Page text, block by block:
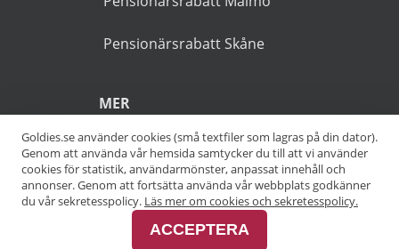
Pensionärsrabatt Skåne
MER
Alla kategorier
Alla städer
Alla varumärken
Goldies.se använder cookies (små textfiler som lagras på din dator).
Genom att använda vår hemsida samtycker du till att vi använder
cookies för statistik, användarmönster, anpassat innehåll och
annonser. Genom att fortsätta använda vår webbplats godkänner
du vår sekretesspolicy. Läs mer om cookies och sekretesspolicy.
ACCEPTERA